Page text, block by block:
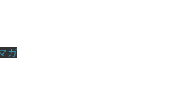
ガ